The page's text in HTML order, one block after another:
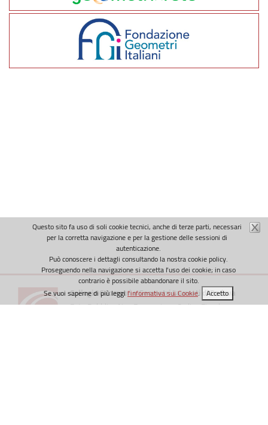
Questo sito fa uso di soli cookie tecnici, anche di terze parti, necessari
per la corretta navigazione e per la gestione delle sessioni di
autenticazione.
Può conoscere i dettagli consultando la nostra cookie policy.
Proseguendo nella navigazione si accetta l’uso dei cookie; in caso
contrario è possibile abbandonare il sito.
Se vuoi saperne di più leggil'informativa sui Cookie. Accetto
Collegio Geometri e Geometri Laureati di Padova
Ente Pubblico Non Economico - Codice Fiscale